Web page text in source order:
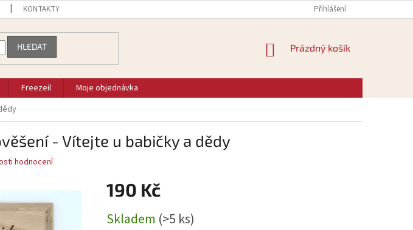
KONTAKTY Přihlášení
HLEDAT
NÁKUPNÍ
Prázdný košík
Freezeil
Moje objednávka
- Vítejte u babičky a dědy
hodnocení
190 Kč
cena:
Skladem (>5 ks)